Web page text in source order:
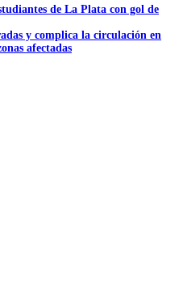
de La Plata con gol de
y complica la circulación en
afectadas